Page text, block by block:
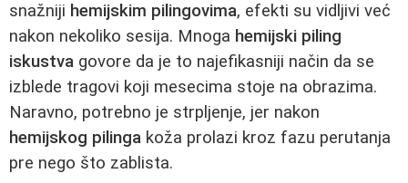
snažniji hemijskim pilingovima, efekti su vidljivi već
nakon nekoliko sesija. Mnoga hemijski piling
iskustva govore da je to najefikasniji način da se
izblede tragovi koji mesecima stoje na obrazima.
Naravno, potrebno je strpljenje, jer nakon
hemijskog pilinga koža prolazi kroz fazu perutanja
pre nego što zablista.